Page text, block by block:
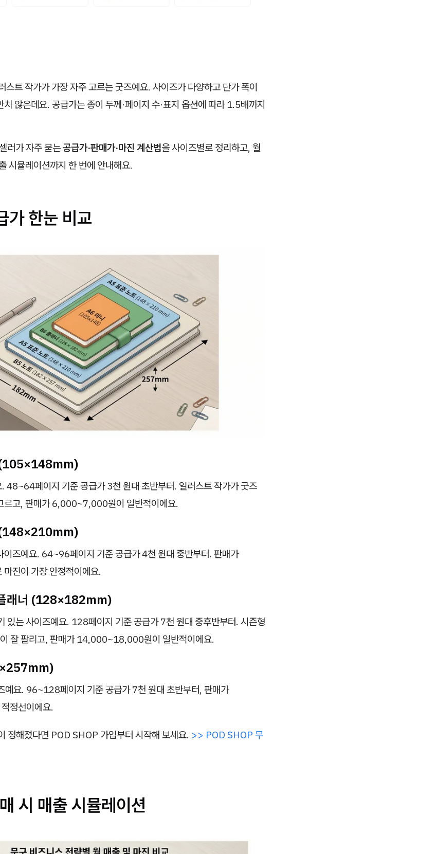
스트 작가가 가장 자주 고르는 굿즈예요. 사이즈가 다양하고 단가 폭이
치 않은데요. 공급가는 종이 두께·페이지 수·표지 옵션에 따라 1.5배까지
러가 자주 묻는공급가·판매가·마진 계산법을 사이즈별로 정리하고, 월
시뮬레이션까지 한 번에 안내해요.
가 한눈 비교
48~64페이지 기준 공급가 3천 원대 초반부터. 일러스트 작가가 굿즈
르고, 판매가 6,000~7,000원이 일반적이에요.
이즈예요. 64~96페이지 기준 공급가 4천 원대 중반부터. 판매가
진이 가장 안정적이에요.
래너 (128×182mm)
있는 사이즈예요. 128페이지 기준 공급가 7천 원대 중후반부터. 시즌형
잘 팔리고, 판매가 14,000~18,000원이 일반적이에요.
예요. 96~128페이지 기준 공급가 7천 원대 초반부터, 판매가
정선이에요.
정해졌다면 POD SHOP 가입부터 시작해 보세요. >> POD SHOP 무
시 매출 시뮬레이션